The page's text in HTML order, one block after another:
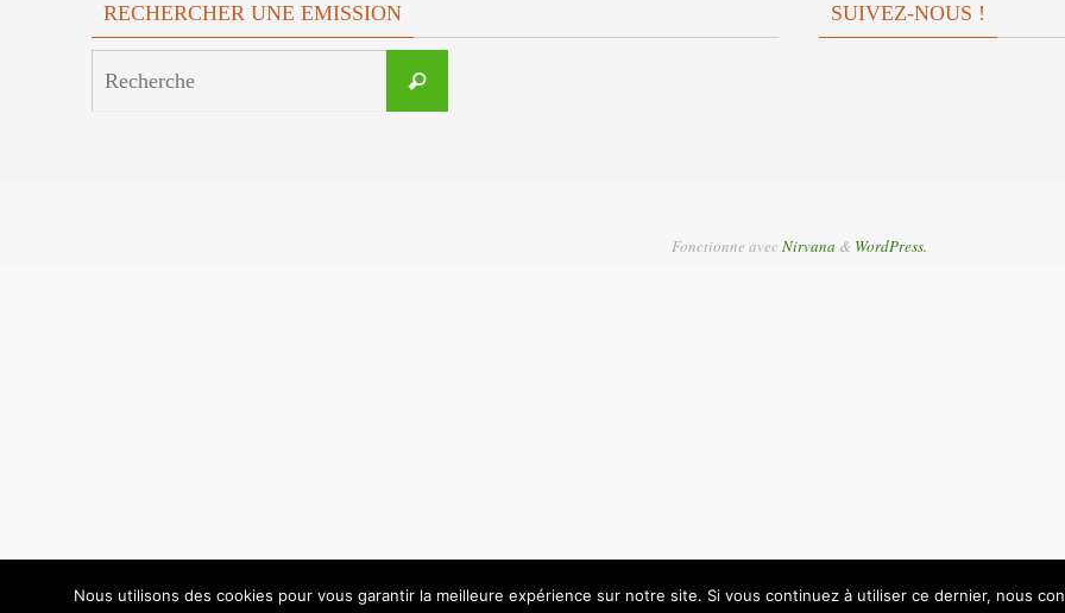
RECHERCHER UNE EMISSION
Recherche
SUIVEZ-NOUS !
Fonctionne avec Nirvana & WordPress.
Nous utilisons des cookies pour vous garantir la meilleure expérience sur notre site. Si vous continuez à utiliser ce dernier, nous